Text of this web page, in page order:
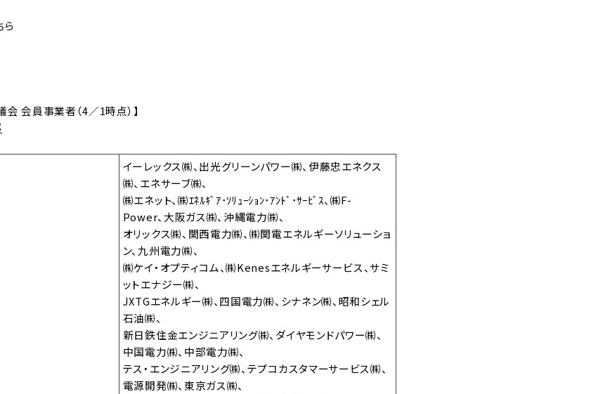
ら
会員事業者（4／1時点）】
イーレックス㈱、出光グリーンパワー㈱、伊藤忠エネクス
㈱、エネサーブ㈱、
㈱エネット、㈱ｴﾈﾙｷﾞｱ･ｿﾘｭｰｼｮﾝ･ｱﾝﾄﾞ･ｻｰﾋﾞｽ、㈱F-
Power、大阪ガス㈱、沖縄電力㈱、
オリックス㈱、関西電力㈱、㈱関電エネルギーソリューショ
ン、九州電力㈱、
㈱ケイ・オプティコム、㈱Kenesエネルギーサービス、サミ
ットエナジー㈱、
JXTGエネルギー㈱、四国電力㈱、シナネン㈱、昭和シェル
石油㈱、
新日鉄住金エンジニアリング㈱、ダイヤモンドパワー㈱、
中国電力㈱、中部電力㈱、
テス・エンジニアリング㈱、テプコカスタマーサービス㈱、
電源開発㈱、東京ガス㈱、